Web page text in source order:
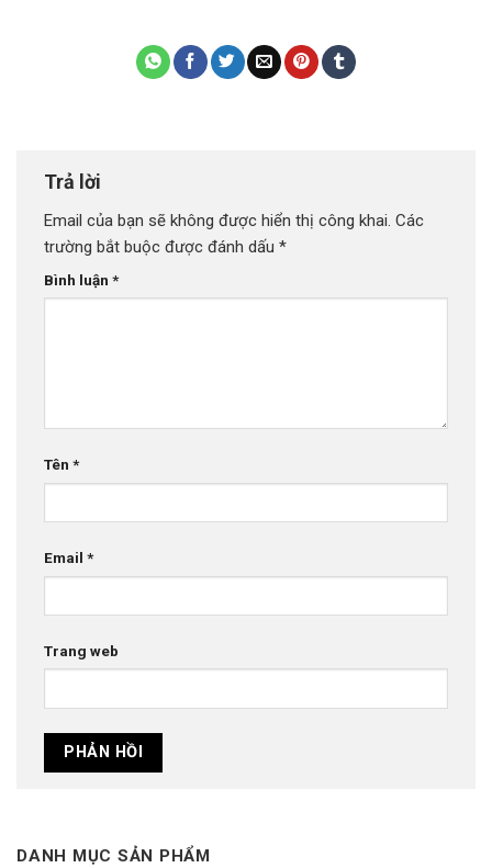
Trả lời
Email của bạn sẽ không được hiển thị công khai. Các
trường bắt buộc được đánh dấu *
Bình luận *
Tên *
Email *
Trang web
DANH MỤC SẢN PHẨM